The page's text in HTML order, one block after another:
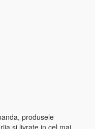
produsele